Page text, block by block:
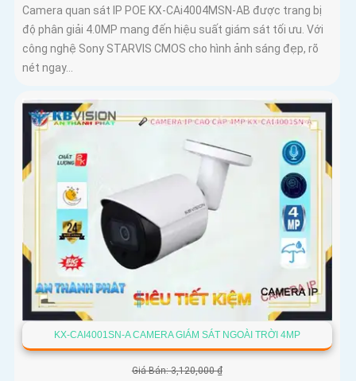
Camera quan sát IP POE KX-CAi4004MSN-AB được trang bị
độ phân giải 4.0MP mang đến hiệu suất giám sát tối ưu. Với
công nghệ Sony STARVIS CMOS cho hình ảnh sáng đẹp, rõ
nét ngay...
KX-CAI4001SN-A CAMERA GIÁM SÁT NGOÀI TRỜI 4MP
Giá Bán: 3,120,000 ₫